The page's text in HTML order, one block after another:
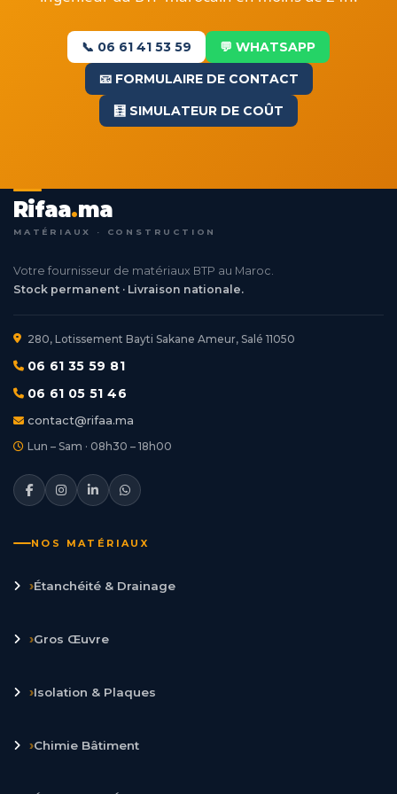
📞 06 61 41 53 59
💬 WHATSAPP
📧 FORMULAIRE DE CONTACT
🧮 SIMULATEUR DE COÛT
Rifaa.ma
MATÉRIAUX · CONSTRUCTION
Votre fournisseur de matériaux BTP au Maroc.
Stock permanent · Livraison nationale.
280, Lotissement Bayti Sakane Ameur, Salé 11050
06 61 35 59 81
06 61 05 51 46
contact@rifaa.ma
Lun – Sam · 08h30 – 18h00
NOS MATÉRIAUX
›Étanchéité & Drainage
›Gros Œuvre
›Isolation & Plaques
›Chimie Bâtiment